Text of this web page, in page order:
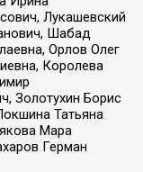
Лукашевский
Шабад
Орлов Олег
Королева
Золотухин Борис
Татьяна
Мара
Герман